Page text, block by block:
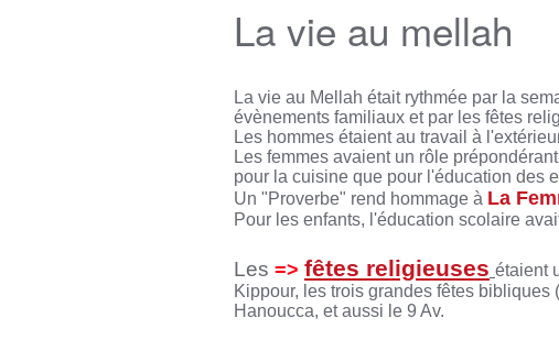
La vie au mellah
La vie au Mellah était rythmée par la
évènements familiaux et par les fêtes
Les hommes étaient au travail à
Les femmes avaient un rôle
pour la cuisine que pour l'éducation des
Un "Proverbe" rend hommage à La
Pour les enfants, l'éducation scolaire
Les => fêtes religieuses étaient
Kippour, les trois grandes fêtes
Hanoucca, et aussi le 9 Av.